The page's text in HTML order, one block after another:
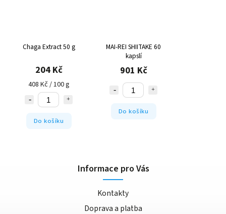
Chaga Extract 50 g
204 Kč
408 Kč / 100 g
Do košíku
MAI-REI SHIITAKE 60
kapslí
901 Kč
Do košíku
Informace pro Vás
Kontakty
Doprava a platba